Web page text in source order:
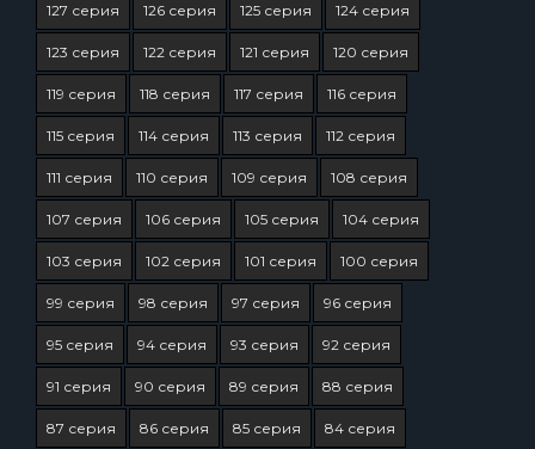
127 серия 126 серия 125 серия 124 серия
123 серия 122 серия 121 серия 120 серия
119 серия 118 серия 117 серия 116 серия
115 серия 114 серия 113 серия 112 серия
111 серия 110 серия 109 серия 108 серия
107 серия 106 серия 105 серия 104 серия
103 серия 102 серия 101 серия 100 серия
99 серия 98 серия 97 серия 96 серия
95 серия 94 серия 93 серия 92 серия
91 серия 90 серия 89 серия 88 серия
87 серия 86 серия 85 серия 84 серия